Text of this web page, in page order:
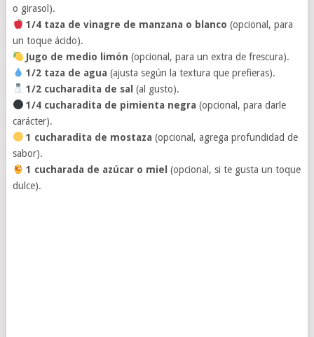
o girasol).
1/4 taza de vinagre de manzana o blanco (opcional, para
un toque ácido).
Jugo de medio limón (opcional, para un extra de frescura).
1/2 taza de agua (ajusta según la textura que prefieras).
1/2 cucharadita de sal (al gusto).
1/4 cucharadita de pimienta negra (opcional, para darle
carácter).
1 cucharadita de mostaza (opcional, agrega profundidad de
sabor).
1 cucharada de azúcar o miel (opcional, si te gusta un toque
dulce).